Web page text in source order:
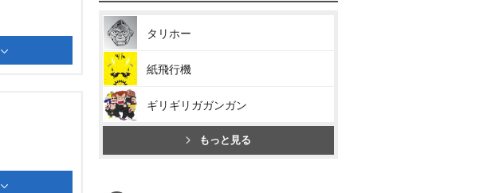
タリホー
紙飛行機
ギリギリガガンガン
もっと見る